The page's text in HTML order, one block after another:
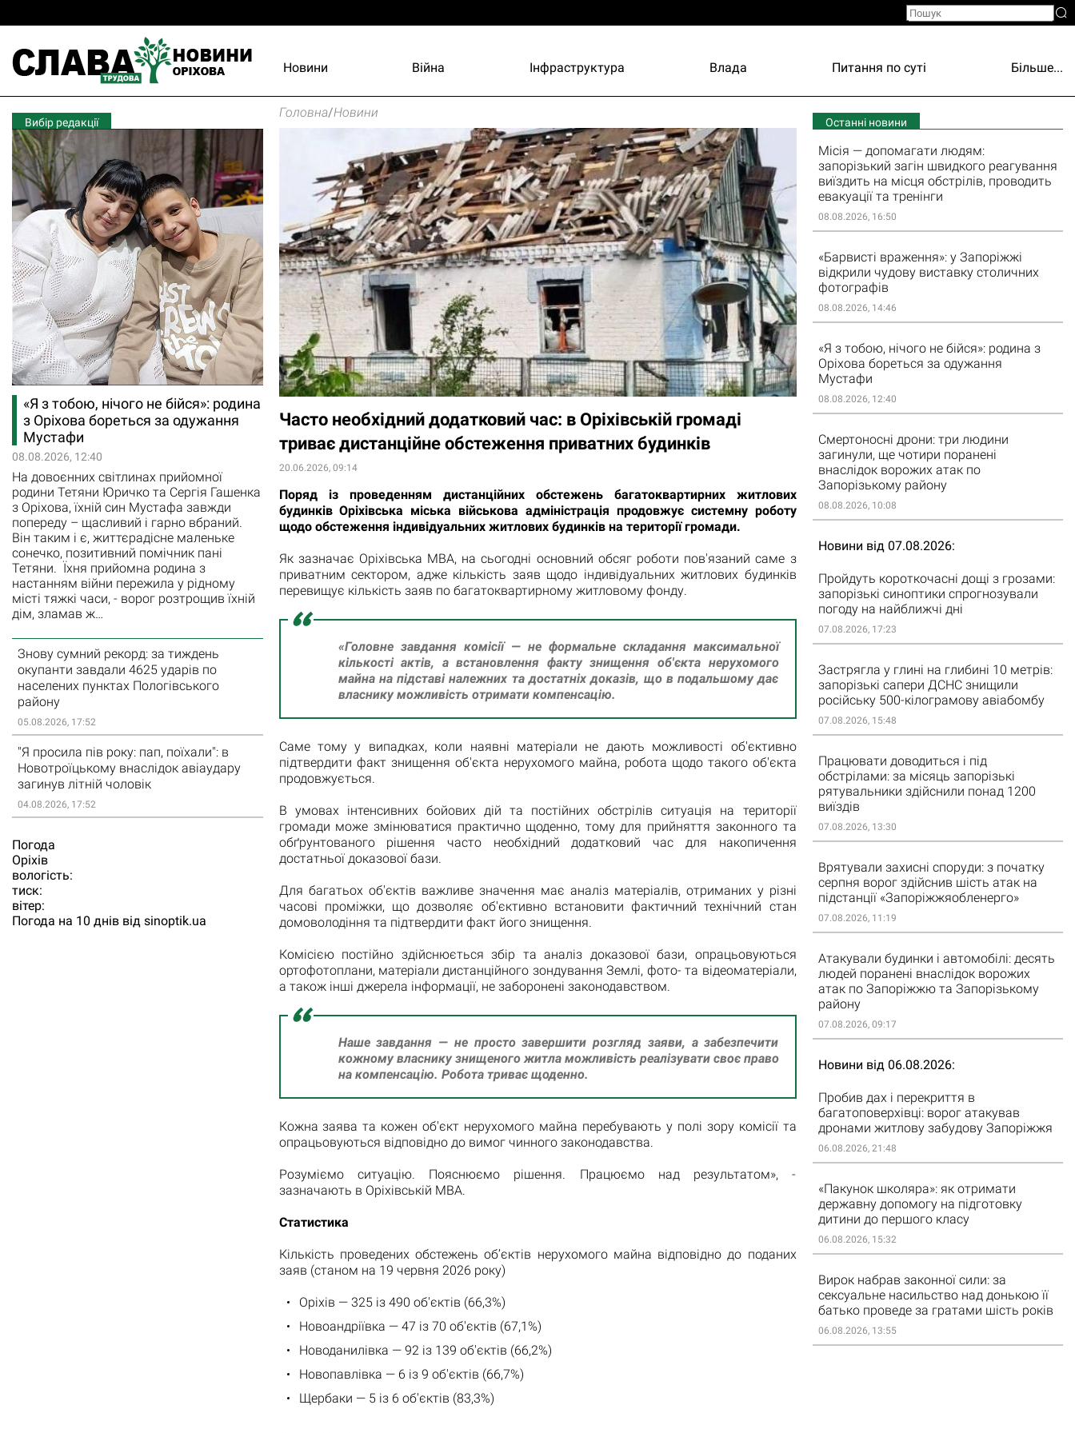
Новини Війна Інфраструктура Влада Питання по суті Більше...
Вибір редакції
«Я з тобою, нічого не бійся»: родина
з Оріхова бореться за одужання
Мустафи
08.08.2026, 12:40
На довоєнних світлинах прийомної
родини Тетяни Юричко та Сергія Гашенка
з Оріхова, їхній син Мустафа завжди
попереду – щасливий і гарно вбраний.
Він таким і є, життєрадісне маленьке
сонечко, позитивний помічник пані
Тетяни. Їхня прийомна родина з
настанням війни пережила у рідному
місті тяжкі часи, - ворог розтрощив їхній
дім, зламав ж…
Знову сумний рекорд: за тиждень
окупанти завдали 4625 ударів по
населених пунктах Пологівського
району
05.08.2026, 17:52
"Я просила пів року: пап, поїхали": в
Новотроїцькому внаслідок авіаудару
загинув літній чоловік
04.08.2026, 17:52
Погода
Орiхiв
вологість:
тиск:
вітер:
Погода на 10 днів від sinoptik.ua
Головна/Новини
Часто необхідний додатковий час: в Оріхівській громаді
триває дистанційне обстеження приватних будинків
20.06.2026, 09:14
Поряд із проведенням дистанційних обстежень багатоквартирних житлових
будинків Оріхівська міська військова адміністрація продовжує системну роботу
щодо обстеження індивідуальних житлових будинків на території громади.
Як зазначає Оріхівська МВА, на сьогодні основний обсяг роботи пов'язаний саме з
приватним сектором, адже кількість заяв щодо індивідуальних житлових будинків
перевищує кількість заяв по багатоквартирному житловому фонду.
«Головне завдання комісії — не формальне складання максимальної
кількості актів, а встановлення факту знищення об'єкта нерухомого
майна на підставі належних та достатніх доказів, що в подальшому дає
власнику можливість отримати компенсацію.
Саме тому у випадках, коли наявні матеріали не дають можливості об'єктивно
підтвердити факт знищення об'єкта нерухомого майна, робота щодо такого об'єкта
продовжується.
В умовах інтенсивних бойових дій та постійних обстрілів ситуація на території
громади може змінюватися практично щоденно, тому для прийняття законного та
обґрунтованого рішення часто необхідний додатковий час для накопичення
достатньої доказової бази.
Для багатьох об'єктів важливе значення має аналіз матеріалів, отриманих у різні
часові проміжки, що дозволяє об'єктивно встановити фактичний технічний стан
домоволодіння та підтвердити факт його знищення.
Комісією постійно здійснюється збір та аналіз доказової бази, опрацьовуються
ортофотоплани, матеріали дистанційного зондування Землі, фото- та відеоматеріали,
а також інші джерела інформації, не заборонені законодавством.
Наше завдання — не просто завершити розгляд заяви, а забезпечити
кожному власнику знищеного житла можливість реалізувати своє право
на компенсацію. Робота триває щоденно.
Кожна заява та кожен об'єкт нерухомого майна перебувають у полі зору комісії та
опрацьовуються відповідно до вимог чинного законодавства.
Розуміємо ситуацію. Пояснюємо рішення. Працюємо над результатом», -
зазначають в Оріхівській МВА.
Статистика
Кількість проведених обстежень об’єктів нерухомого майна відповідно до поданих
заяв (станом на 19 червня 2026 року)
Оріхів — 325 із 490 об'єктів (66,3%)
Новоандріївка — 47 із 70 об'єктів (67,1%)
Новоданилівка — 92 із 139 об'єктів (66,2%)
Новопавлівка — 6 із 9 об'єктів (66,7%)
Щербаки — 5 із 6 об'єктів (83,3%)
Останні новини
Місія — допомагати людям:
запорізький загін швидкого реагування
виїздить на місця обстрілів, проводить
евакуації та тренінги
08.08.2026, 16:50
«Барвисті враження»: у Запоріжжі
відкрили чудову виставку столичних
фотографів
08.08.2026, 14:46
«Я з тобою, нічого не бійся»: родина з
Оріхова бореться за одужання
Мустафи
08.08.2026, 12:40
Смертоносні дрони: три людини
загинули, ще чотири поранені
внаслідок ворожих атак по
Запорізькому району
08.08.2026, 10:08
Новини від 07.08.2026
Пройдуть короткочасні дощі з грозами:
запорізькі синоптики спрогнозували
погоду на найближчі дні
07.08.2026, 17:23
Застрягла у глині на глибині 10 метрів:
запорізькі сапери ДСНС знищили
російську 500-кілограмову авіабомбу
07.08.2026, 15:48
Працювати доводиться і під
обстрілами: за місяць запорізькі
рятувальники здійснили понад 1200
виїздів
07.08.2026, 13:30
Врятували захисні споруди: з початку
серпня ворог здійснив шість атак на
підстанції «Запоріжжяобленерго»
07.08.2026, 11:19
Атакували будинки і автомобілі: десять
людей поранені внаслідок ворожих
атак по Запоріжжю та Запорізькому
району
07.08.2026, 09:17
Новини від 06.08.2026
Пробив дах і перекриття в
багатоповерхівці: ворог атакував
дронами житлову забудову Запоріжжя
06.08.2026, 21:48
«Пакунок школяра»: як отримати
державну допомогу на підготовку
дитини до першого класу
06.08.2026, 15:32
Вирок набрав законної сили: за
сексуальне насильство над донькою її
батько проведе за гратами шість років
06.08.2026, 13:55